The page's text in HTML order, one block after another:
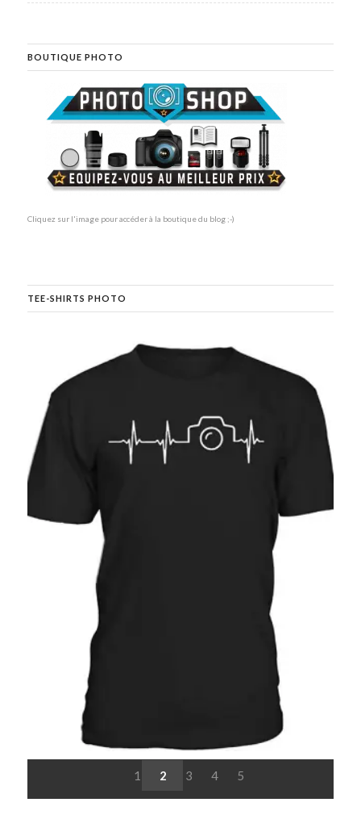
BOUTIQUE PHOTO
Cliquez sur l'image pour accéder à la boutique du blog ;-)
TEE-SHIRTS PHOTO
1 2 3 4 5